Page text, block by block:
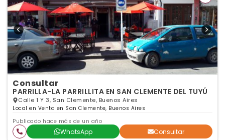
Consultar
PARRILLA-LA PARRILLITA EN SAN CLEMENTE DEL TUYÚ
Calle 1 Y 3, San Clemente, Buenos Aires
Local en Venta en San Clemente, Buenos Aires
Publicado hace más de un año
WhatsApp Consultar